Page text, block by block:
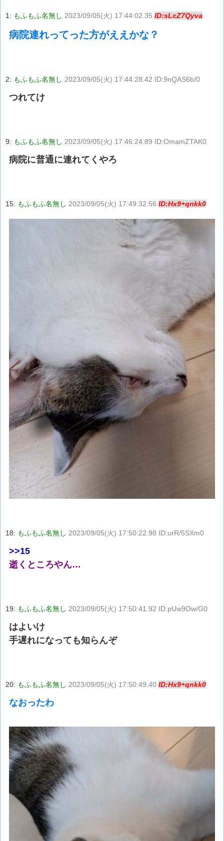
1: もふもふ名無し 2023/09/05(火) 17:44:02.35 ID:sLcZ7Qyva
病院連れってった方がええかな？
2: もふもふ名無し 2023/09/05(火) 17:44:28.42 ID:9nQAS6b/0
つれてけ
9: もふもふ名無し 2023/09/05(火) 17:46:24.89 ID:OmamZTAK0
病院に普通に連れてくやろ
15: もふもふ名無し 2023/09/05(火) 17:49:32.56 ID:Hx9+qnkk0
18: もふもふ名無し 2023/09/05(火) 17:50:22.98 ID:urR/5SXm0
>>15
逝くところやん…
19: もふもふ名無し 2023/09/05(火) 17:50:41.92 ID:pUw9Ow/G0
はよいけ
手遅れになっても知らんぞ
20: もふもふ名無し 2023/09/05(火) 17:50:49.40 ID:Hx9+qnkk0
なおったわ